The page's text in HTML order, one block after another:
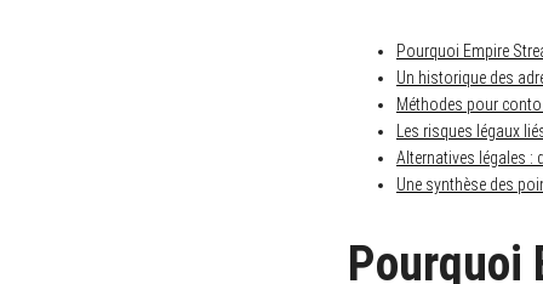
Pourquoi Empire
Un historique des
Méthodes pour
Les risques légaux
Alternatives légales :
Une synthèse des
Pourquoi